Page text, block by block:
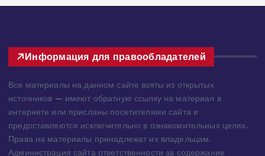
Информация для правообладателей
Все материалы на данном сайте взяты из открытых
источников — имеют обратную ссылку на материал в
интернете или присланы посетителями сайта и
предоставляются исключительно в ознакомительных целях.